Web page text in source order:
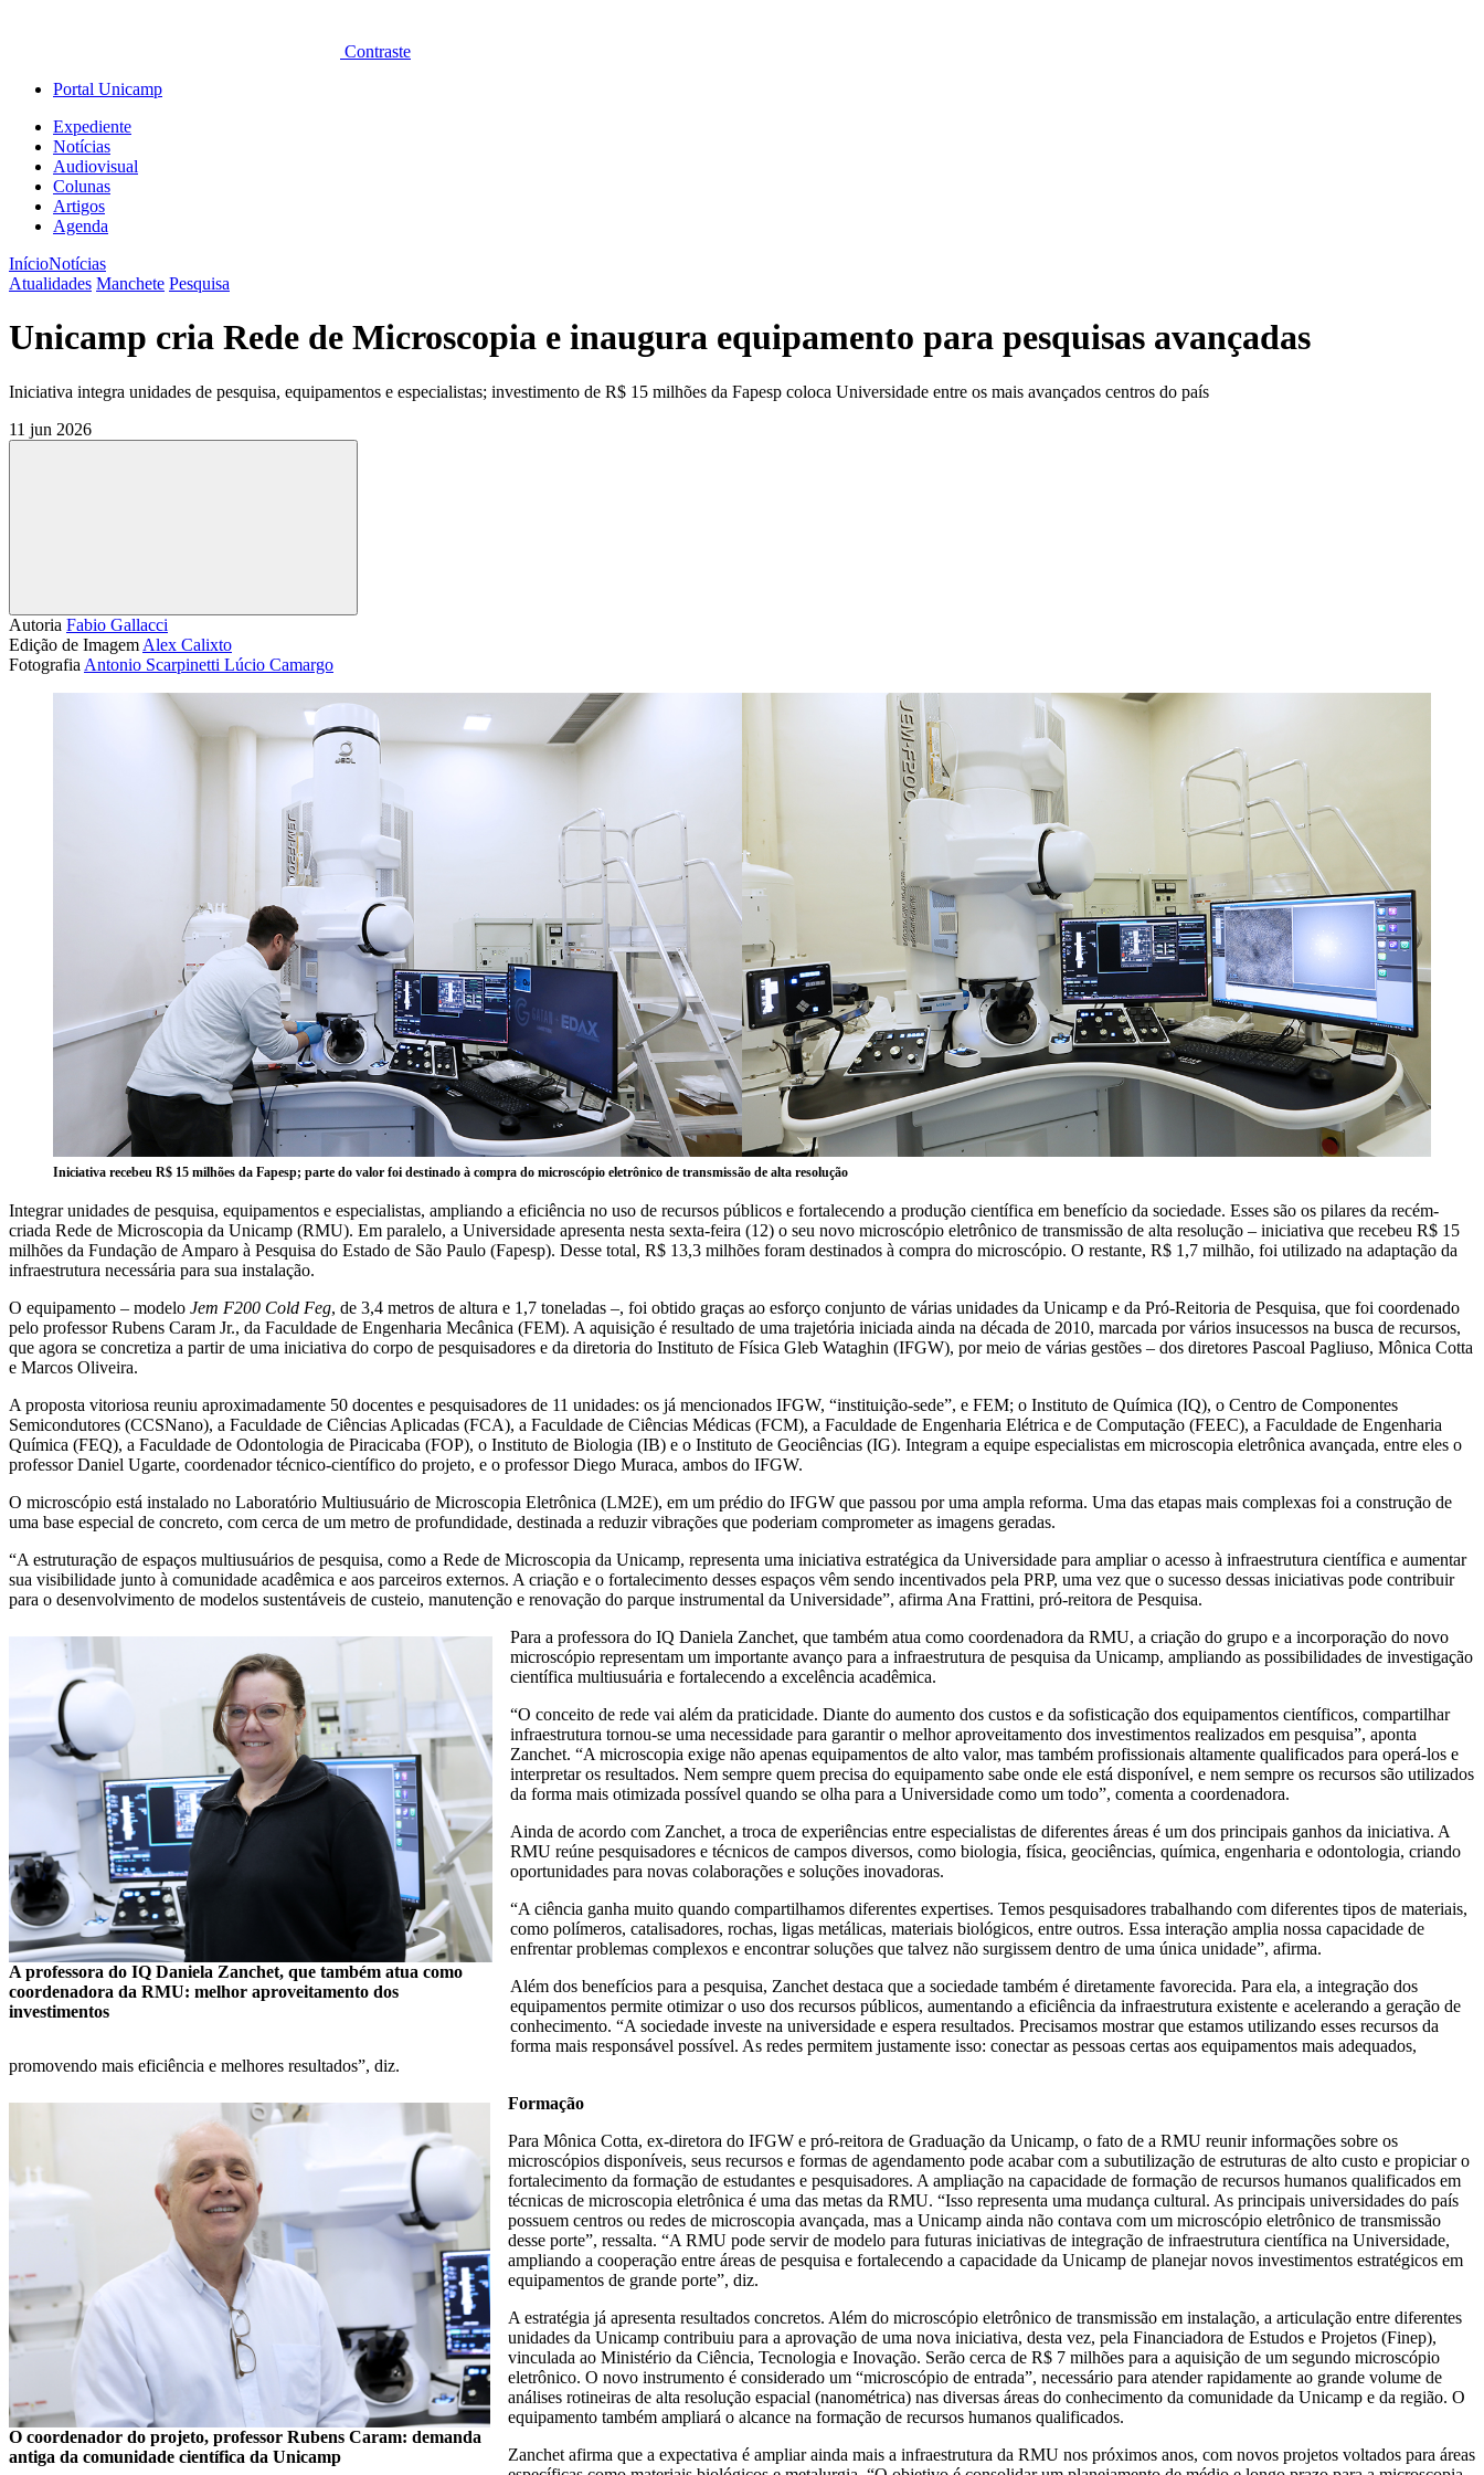
Contraste
Portal Unicamp
Expediente
Notícias
Audiovisual
Colunas
Artigos
Agenda
InícioNotícias
Atualidades Manchete Pesquisa
Unicamp cria Rede de Microscopia e inaugura equipamento para pesquisas avançadas
Iniciativa integra unidades de pesquisa, equipamentos e especialistas; investimento de R$ 15 milhões da Fapesp coloca Universidade entre os mais avançados centros do país
11 jun 2026
Compartilhar
Autoria Fabio Gallacci
Edição de Imagem Alex Calixto
Fotografia Antonio Scarpinetti Lúcio Camargo
Iniciativa recebeu R$ 15 milhões da Fapesp; parte do valor foi destinado à compra do microscópio eletrônico de transmissão de alta resolução
Integrar unidades de pesquisa, equipamentos e especialistas, ampliando a eficiência no uso de recursos públicos e fortalecendo a produção científica em benefício da sociedade. Esses são os pilares da recém-
criada Rede de Microscopia da Unicamp (RMU). Em paralelo, a Universidade apresenta nesta sexta-feira (12) o seu novo microscópio eletrônico de transmissão de alta resolução – iniciativa que recebeu R$ 15
milhões da Fundação de Amparo à Pesquisa do Estado de São Paulo (Fapesp). Desse total, R$ 13,3 milhões foram destinados à compra do microscópio. O restante, R$ 1,7 milhão, foi utilizado na adaptação da
infraestrutura necessária para sua instalação.
O equipamento – modelo Jem F200 Cold Feg, de 3,4 metros de altura e 1,7 toneladas –, foi obtido graças ao esforço conjunto de várias unidades da Unicamp e da Pró-Reitoria de Pesquisa, que foi coordenado
pelo professor Rubens Caram Jr., da Faculdade de Engenharia Mecânica (FEM). A aquisição é resultado de uma trajetória iniciada ainda na década de 2010, marcada por vários insucessos na busca de recursos,
que agora se concretiza a partir de uma iniciativa do corpo de pesquisadores e da diretoria do Instituto de Física Gleb Wataghin (IFGW), por meio de várias gestões – dos diretores Pascoal Pagliuso, Mônica Cotta
e Marcos Oliveira.
A proposta vitoriosa reuniu aproximadamente 50 docentes e pesquisadores de 11 unidades: os já mencionados IFGW, “instituição-sede”, e FEM; o Instituto de Química (IQ), o Centro de Componentes
Semicondutores (CCSNano), a Faculdade de Ciências Aplicadas (FCA), a Faculdade de Ciências Médicas (FCM), a Faculdade de Engenharia Elétrica e de Computação (FEEC), a Faculdade de Engenharia
Química (FEQ), a Faculdade de Odontologia de Piracicaba (FOP), o Instituto de Biologia (IB) e o Instituto de Geociências (IG). Integram a equipe especialistas em microscopia eletrônica avançada, entre eles o
professor Daniel Ugarte, coordenador técnico-científico do projeto, e o professor Diego Muraca, ambos do IFGW.
O microscópio está instalado no Laboratório Multiusuário de Microscopia Eletrônica (LM2E), em um prédio do IFGW que passou por uma ampla reforma. Uma das etapas mais complexas foi a construção de
uma base especial de concreto, com cerca de um metro de profundidade, destinada a reduzir vibrações que poderiam comprometer as imagens geradas.
“A estruturação de espaços multiusuários de pesquisa, como a Rede de Microscopia da Unicamp, representa uma iniciativa estratégica da Universidade para ampliar o acesso à infraestrutura científica e aumentar
sua visibilidade junto à comunidade acadêmica e aos parceiros externos. A criação e o fortalecimento desses espaços vêm sendo incentivados pela PRP, uma vez que o sucesso dessas iniciativas pode contribuir
para o desenvolvimento de modelos sustentáveis de custeio, manutenção e renovação do parque instrumental da Universidade”, afirma Ana Frattini, pró-reitora de Pesquisa.
A professora do IQ Daniela Zanchet, que também atua como
coordenadora da RMU: melhor aproveitamento dos
investimentos
Para a professora do IQ Daniela Zanchet, que também atua como coordenadora da RMU, a criação do grupo e a incorporação do novo
microscópio representam um importante avanço para a infraestrutura de pesquisa da Unicamp, ampliando as possibilidades de investigação
científica multiusuária e fortalecendo a excelência acadêmica.
“O conceito de rede vai além da praticidade. Diante do aumento dos custos e da sofisticação dos equipamentos científicos, compartilhar
infraestrutura tornou-se uma necessidade para garantir o melhor aproveitamento dos investimentos realizados em pesquisa”, aponta
Zanchet. “A microscopia exige não apenas equipamentos de alto valor, mas também profissionais altamente qualificados para operá-los e
interpretar os resultados. Nem sempre quem precisa do equipamento sabe onde ele está disponível, e nem sempre os recursos são utilizados
da forma mais otimizada possível quando se olha para a Universidade como um todo”, comenta a coordenadora.
Ainda de acordo com Zanchet, a troca de experiências entre especialistas de diferentes áreas é um dos principais ganhos da iniciativa. A
RMU reúne pesquisadores e técnicos de campos diversos, como biologia, física, geociências, química, engenharia e odontologia, criando
oportunidades para novas colaborações e soluções inovadoras.
“A ciência ganha muito quando compartilhamos diferentes expertises. Temos pesquisadores trabalhando com diferentes tipos de materiais,
como polímeros, catalisadores, rochas, ligas metálicas, materiais biológicos, entre outros. Essa interação amplia nossa capacidade de
enfrentar problemas complexos e encontrar soluções que talvez não surgissem dentro de uma única unidade”, afirma.
Além dos benefícios para a pesquisa, Zanchet destaca que a sociedade também é diretamente favorecida. Para ela, a integração dos
equipamentos permite otimizar o uso dos recursos públicos, aumentando a eficiência da infraestrutura existente e acelerando a geração de
conhecimento. “A sociedade investe na universidade e espera resultados. Precisamos mostrar que estamos utilizando esses recursos da
forma mais responsável possível. As redes permitem justamente isso: conectar as pessoas certas aos equipamentos mais adequados,
promovendo mais eficiência e melhores resultados”, diz.
O coordenador do projeto, professor Rubens Caram: demanda
antiga da comunidade científica da Unicamp
Formação
Para Mônica Cotta, ex-diretora do IFGW e pró-reitora de Graduação da Unicamp, o fato de a RMU reunir informações sobre os
microscópios disponíveis, seus recursos e formas de agendamento pode acabar com a subutilização de estruturas de alto custo e propiciar o
fortalecimento da formação de estudantes e pesquisadores. A ampliação na capacidade de formação de recursos humanos qualificados em
técnicas de microscopia eletrônica é uma das metas da RMU. “Isso representa uma mudança cultural. As principais universidades do país
possuem centros ou redes de microscopia avançada, mas a Unicamp ainda não contava com um microscópio eletrônico de transmissão
desse porte”, ressalta. “A RMU pode servir de modelo para futuras iniciativas de integração de infraestrutura científica na Universidade,
ampliando a cooperação entre áreas de pesquisa e fortalecendo a capacidade da Unicamp de planejar novos investimentos estratégicos em
equipamentos de grande porte”, diz.
A estratégia já apresenta resultados concretos. Além do microscópio eletrônico de transmissão em instalação, a articulação entre diferentes
unidades da Unicamp contribuiu para a aprovação de uma nova iniciativa, desta vez, pela Financiadora de Estudos e Projetos (Finep),
vinculada ao Ministério da Ciência, Tecnologia e Inovação. Serão cerca de R$ 7 milhões para a aquisição de um segundo microscópio
eletrônico. O novo instrumento é considerado um “microscópio de entrada”, necessário para atender rapidamente ao grande volume de
análises rotineiras de alta resolução espacial (nanométrica) nas diversas áreas do conhecimento da comunidade da Unicamp e da região. O
equipamento também ampliará o alcance na formação de recursos humanos qualificados.
Zanchet afirma que a expectativa é ampliar ainda mais a infraestrutura da RMU nos próximos anos, com novos projetos voltados para áreas